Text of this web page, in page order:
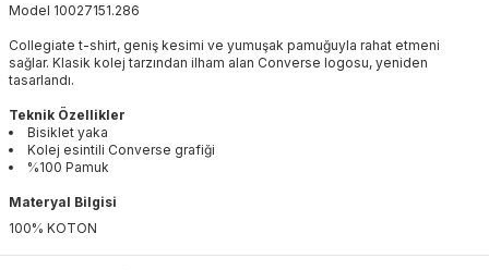
Model 10027151.286
Collegiate t-shirt, geniş kesimi ve yumuşak pamuğuyla rahat etmeni
sağlar. Klasik kolej tarzından ilham alan Converse logosu, yeniden
tasarlandı.
Teknik Özellikler
Bisiklet yaka
Kolej esintili Converse grafiği
%100 Pamuk
Materyal Bilgisi
100% KOTON